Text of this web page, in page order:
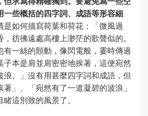
一些概括的四字詞、成語等形容細
是如何描寫荷葉和荷花：「微風過
彷彿遠處高樓上渺茫的歌聲似的。
有一絲的顫動，像閃電般，霎時傳過
子本是肩並肩密密地挨著，這便宛然
浪。」沒有用甚麼四字詞和成語，但
著」、「宛然有了一道凝碧的波浪」
這別致的風景了。